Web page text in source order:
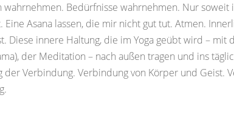
Bedürfnisse wahrnehmen. Nur soweit
Eine Asana lassen, die mir nicht gut tut. Atmen.
Diese innere Haltung, die im Yoga geübt wird – mit
der Meditation – nach außen tragen und ins
der Verbindung. Verbindung von Körper und Geist.